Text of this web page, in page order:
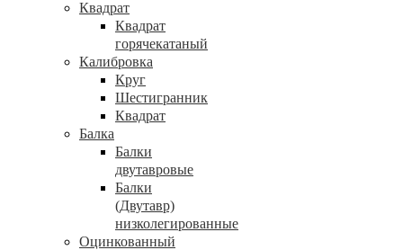
Квадрат
Квадрат
горячекатаный
Калибровка
Круг
Шестигранник
Квадрат
Балка
Балки
двутавровые
Балки
(Двутавр)
низколегированные
Оцинкованный